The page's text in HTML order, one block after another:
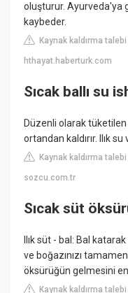
oluşturur. Ayurveda'ya
kaybeder.
Kaynak kaldırma talebi
hthayat.haberturk.com
Sıcak ballı su
Düzenli olarak tüketilen
ortandan kaldırır. Ilık
Kaynak kaldırma talebi
sozcu.com.tr
Sıcak süt
Ilık süt - bal: Bal
ve boğazınızı tamamen
öksürüğün gelmesini
Kaynak kaldırma talebi